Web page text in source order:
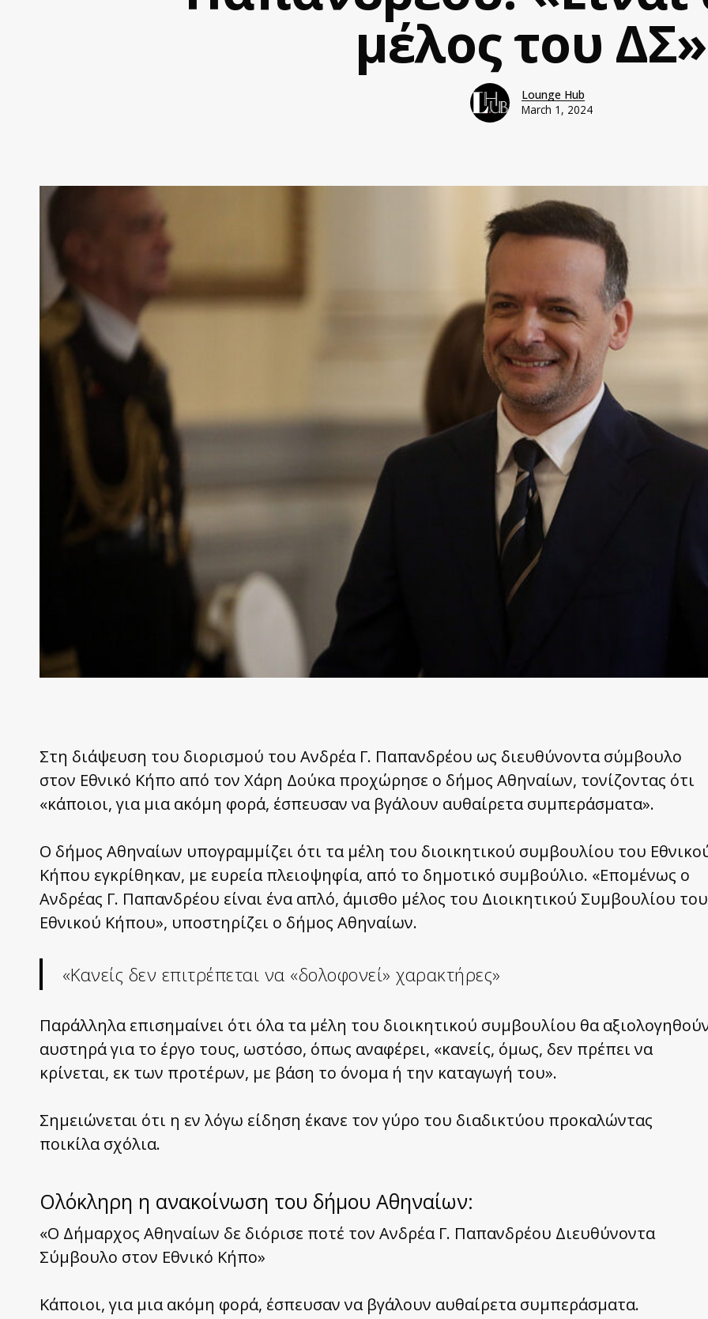
μέλος του ΔΣ»
Lounge Hub
March 1, 2024
Στη διάψευση του διορισμού του Ανδρέα Γ. Παπανδρέου ως διευθύνοντα σύμβουλο
στον Εθνικό Κήπο από τον Χάρη Δούκα προχώρησε ο δήμος Αθηναίων, τονίζοντας ότι
«κάποιοι, για μια ακόμη φορά, έσπευσαν να βγάλουν αυθαίρετα συμπεράσματα».
Ο δήμος Αθηναίων υπογραμμίζει ότι τα μέλη του διοικητικού συμβουλίου του
Κήπου εγκρίθηκαν, με ευρεία πλειοψηφία, από το δημοτικό συμβούλιο. «Επομένως ο
Ανδρέας Γ. Παπανδρέου είναι ένα απλό, άμισθο μέλος του Διοικητικού Συμβουλίου του
Εθνικού Κήπου», υποστηρίζει ο δήμος Αθηναίων.
«Κανείς δεν επιτρέπεται να «δολοφονεί» χαρακτήρες»
Παράλληλα επισημαίνει ότι όλα τα μέλη του διοικητικού συμβουλίου θα
αυστηρά για το έργο τους, ωστόσο, όπως αναφέρει, «κανείς, όμως, δεν πρέπει να
κρίνεται, εκ των προτέρων, με βάση το όνομα ή την καταγωγή του».
Σημειώνεται ότι η εν λόγω είδηση έκανε τον γύρο του διαδικτύου προκαλώντας
ποικίλα σχόλια.
Ολόκληρη η ανακοίνωση του δήμου Αθηναίων:
«Ο Δήμαρχος Αθηναίων δε διόρισε ποτέ τον Ανδρέα Γ. Παπανδρέου Διευθύνοντα
Σύμβουλο στον Εθνικό Κήπο»
Κάποιοι, για μια ακόμη φορά, έσπευσαν να βγάλουν αυθαίρετα συμπεράσματα.